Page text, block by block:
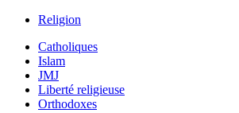
Religion
Catholiques
Islam
JMJ
Liberté religieuse
Orthodoxes